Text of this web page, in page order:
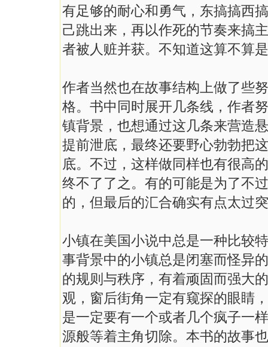
有足够的耐心和勇气，东搞搞西
己跳出来，再以作死的节奏来搞
者被人赃并获。不知道这算不算
作者当然也在故事结构上做了些
格。书中同时展开几条线，作者
镇背景，也想通过这几条来营造
提前泄底，最终还要野心勃勃把
底。不过，这样做同样也有很高
终不了了之。有的可能是为了不
的，但最后的汇合确实有点太过
小镇在美国小说中总是一种比较
事背景中的小镇总是闭塞而怪异
的规则与秩序，有着顽固而强大
观，窗后街角一定有窥探的眼睛
是一定要有一个或者几个疯子一
源般等着主角切除。本书的故事